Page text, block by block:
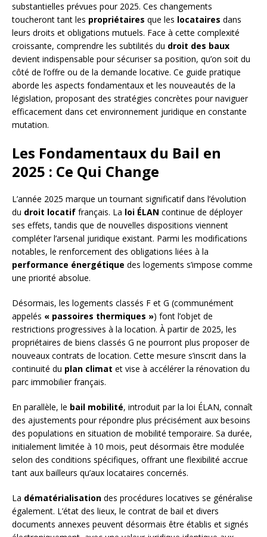
substantielles prévues pour 2025. Ces changements
toucheront tant les propriétaires que les locataires dans
leurs droits et obligations mutuels. Face à cette complexité
croissante, comprendre les subtilités du droit des baux
devient indispensable pour sécuriser sa position, qu’on soit du
côté de l’offre ou de la demande locative. Ce guide pratique
aborde les aspects fondamentaux et les nouveautés de la
législation, proposant des stratégies concrètes pour naviguer
efficacement dans cet environnement juridique en constante
mutation.
Les Fondamentaux du Bail en
2025 : Ce Qui Change
L’année 2025 marque un tournant significatif dans l’évolution
du droit locatif français. La loi ÉLAN continue de déployer
ses effets, tandis que de nouvelles dispositions viennent
compléter l’arsenal juridique existant. Parmi les modifications
notables, le renforcement des obligations liées à la
performance énergétique des logements s’impose comme
une priorité absolue.
Désormais, les logements classés F et G (communément
appelés « passoires thermiques ») font l’objet de
restrictions progressives à la location. À partir de 2025, les
propriétaires de biens classés G ne pourront plus proposer de
nouveaux contrats de location. Cette mesure s’inscrit dans la
continuité du plan climat et vise à accélérer la rénovation du
parc immobilier français.
En parallèle, le bail mobilité, introduit par la loi ÉLAN, connaît
des ajustements pour répondre plus précisément aux besoins
des populations en situation de mobilité temporaire. Sa durée,
initialement limitée à 10 mois, peut désormais être modulée
selon des conditions spécifiques, offrant une flexibilité accrue
tant aux bailleurs qu’aux locataires concernés.
La dématérialisation des procédures locatives se généralise
également. L’état des lieux, le contrat de bail et divers
documents annexes peuvent désormais être établis et signés